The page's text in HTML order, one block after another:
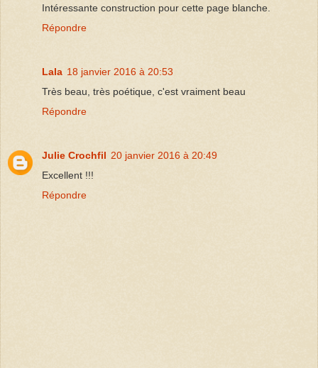
Intéressante construction pour cette page blanche.
Répondre
Lala 18 janvier 2016 à 20:53
Très beau, très poétique, c'est vraiment beau
Répondre
Julie Crochfil 20 janvier 2016 à 20:49
Excellent !!!
Répondre